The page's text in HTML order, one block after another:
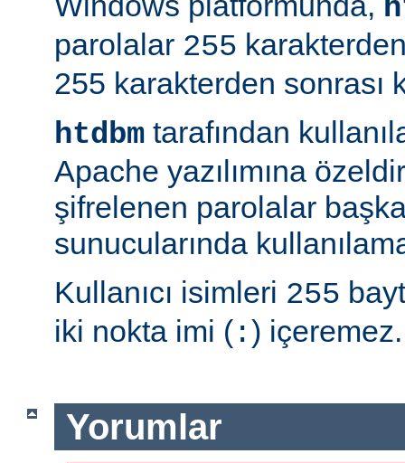
parolalar 255
255 karakterden sonrası
htdbm tarafından
Apache yazılımına
şifrelenen parolalar
sunucularında
Kullanıcı isimleri 255
iki nokta imi ( :) içeremez.
Yorumlar